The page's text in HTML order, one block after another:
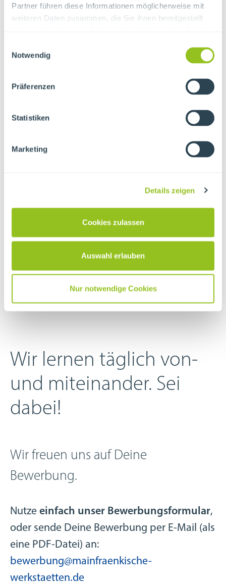
Partner führen diese Informationen möglicherweise mit
weiteren Daten zusammen, die Sie ihnen bereitgestellt
Notwendig
Präferenzen
Statistiken
Marketing
Details zeigen
Cookies zulassen
Auswahl erlauben
Nur notwendige Cookies
Die Mainfränkische Werkstätten GmbH ist
eine gemeinnützige Einrichtung, deren
Menschen mit Behinderung ist. Sie ist Teil
Mainfränkische, in dem aktuell rund 2200
verstehen uns als nachhaltiger Partner,
Begleiter und Unterstützer für Menschen mit
Unsere Unternehmenskultur ist zudem von
Offenheit und Respekt geprägt. Wir
ermutigen Menschen mit Behinderung, sich
bei uns zu bewerben und Teil unseres Teams
Wir lernen täglich von-
und miteinander. Sei
dabei!
Wir freuen uns auf Deine
Bewerbung.
Nutze einfach unser Bewerbungsformular,
oder sende Deine Bewerbung per E-Mail (als
eine PDF-Datei) an:
bewerbung@mainfraenkische-
werkstaetten.de